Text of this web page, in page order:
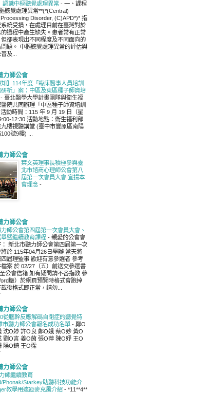
認識中樞聽覺處理異常 - 一、課程
聽覺處理異常**(*(Central)
Disorder, (C)APD*)* 指
系統受損，在處理目前在臺灣對於
過程中產生缺失。患者常有正常
但卻表現出不同程度及不同面向的
題。 中樞聽覺處理異常的評估與
及...
力師公會
知】114年度「臨床醫事人員培訓
析」案：中區及東區種子師資培
- 臺北醫學大學計畫團隊與衛生福
院共同辦理「中區種子師資培訓
動時間：115 年 9 月 19 日（星
12:30 活動地點：衛生福利部
九樓視聽講堂 (臺中市豐原區南陽
號9樓) ...
力師公會
葉文英理事長積極參與臺
北市諮商心理師公會第八
屆第一次會員大會 宣揚本
會理念 -
力師公會
師公會第四屆第一次會員大會、
暨繼續教育課程 - 親愛的公會會
： 新北市聽力師公會第四屆第一次
於 115年04月26日舉辦 當天將
四屆理監事 歡迎有意參選者 參考
案 於 02/27（五）前送交參選書
公會信箱 如有疑問請不吝指教 參
版）於網頁預覽時格式會跑掉
後格式即正常，請勿...
力師公會
從腦幹反應解碼自閉症的聽覺特
市聽力師公會報名成功名單 - 鄭O
沈O婷 許O良 鄭O娥 蔡O妙 黃O
劉O言 姜O茵 張O萍 陳O妤 王O
陽O錡 王O霈
力師公會
師繼續教育
Phonak/Starkey助聽科技功能介
教學用遠距麥克風介紹 - *11**4**